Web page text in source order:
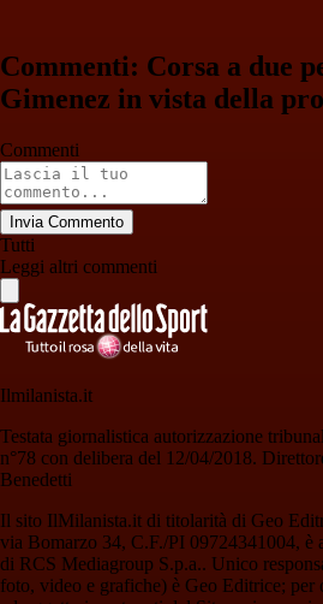
Commenti: Corsa a due
Gimenez in vista della
Commenti
Invia Commento
Tutti
Leggi altri commenti
Ilmilanista.it
Testata giornalistica autorizzazione
n°78 con delibera del 12/04/2018.
Benedetti
Il sito IlMilanista.it di titolarità di Geo
via Bomarzo 34, C.F./PI 09724341004, è
di RCS Mediagroup S.p.a.. Unico
foto, video e grafiche) è Geo Editrice; per